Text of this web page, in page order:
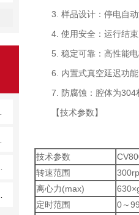
3. 样品设计：停电自动
4. 使用安全：运行结束
5. 稳定可靠：高性能电
6. 内置式真空延迟功能
7. 防腐蚀：腔体为304材
【技术参数】
技术参数
转速范围
离心力(max)
定时范围
0～